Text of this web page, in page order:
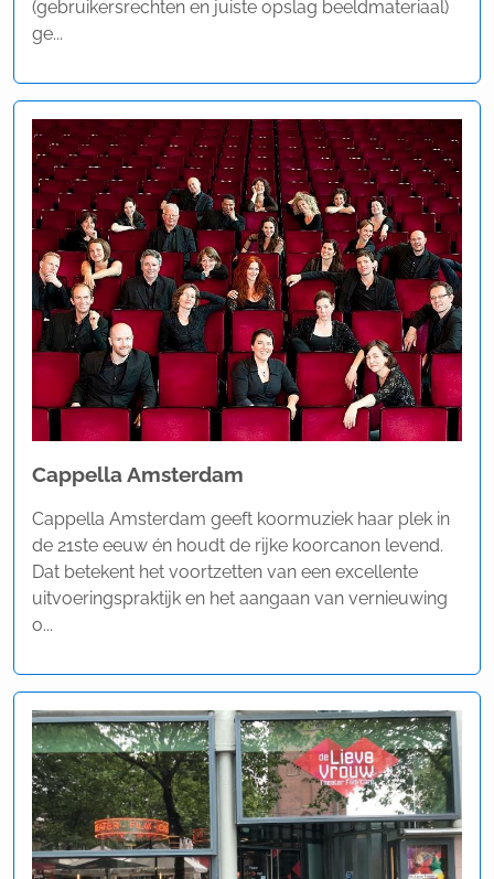
(gebruikersrechten en juiste opslag beeldmateriaal)
ge...
Cappella Amsterdam
Cappella Amsterdam geeft koormuziek haar plek in
de 21ste eeuw én houdt de rijke koorcanon levend.
Dat betekent het voortzetten van een excellente
uitvoeringspraktijk en het aangaan van vernieuwing
o...